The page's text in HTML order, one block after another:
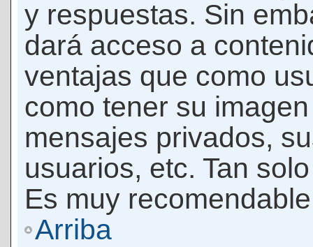
y respuestas. Sin
dará acceso a
ventajas que como
como tener su
mensajes privados,
usuarios, etc. Tan
Es muy
Arriba